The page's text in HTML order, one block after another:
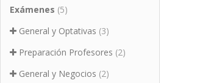
Exámenes (5)
General y Optativas (3)
Preparación Profesores (2)
General y Negocios (2)